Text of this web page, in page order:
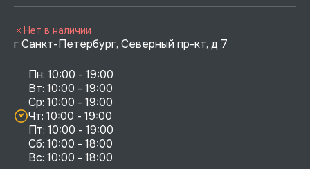
г Санкт-Петербург, Северный пр-кт, д 7
Пн: 10:00 - 19:00
Вт: 10:00 - 19:00
Ср: 10:00 - 19:00
Чт: 10:00 - 19:00
Пт: 10:00 - 19:00
Сб: 10:00 - 18:00
Нет в наличии